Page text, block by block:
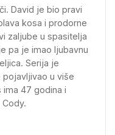
David je bio pravi
kosa i prodorne
zaljube u spasitelja
pa je imao ljubavnu
Serija je
u više
ima 47 godina i